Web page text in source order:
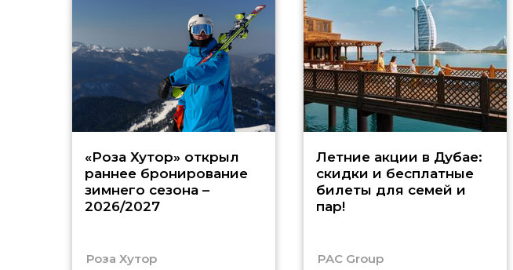
«Роза Хутор» открыл
раннее бронирование
зимнего сезона –
2026/2027
Роза Хутор
Летние акции в Дубае:
скидки и бесплатные
билеты для семей и
пар!
PAC Group